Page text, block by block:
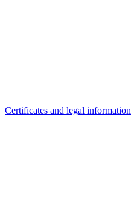
Certificates and legal information